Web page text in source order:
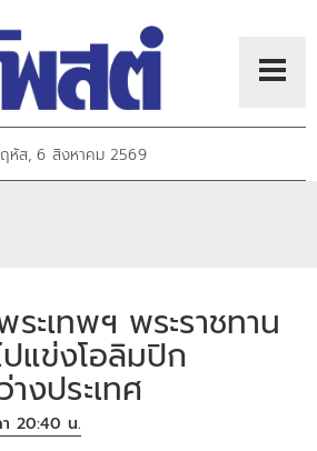
หัส, 6 สิงหาคม 2569
ะเทพฯ พระราชทาน
แข่งโอลิมปิก
างประเทศ
า 20:40 น.